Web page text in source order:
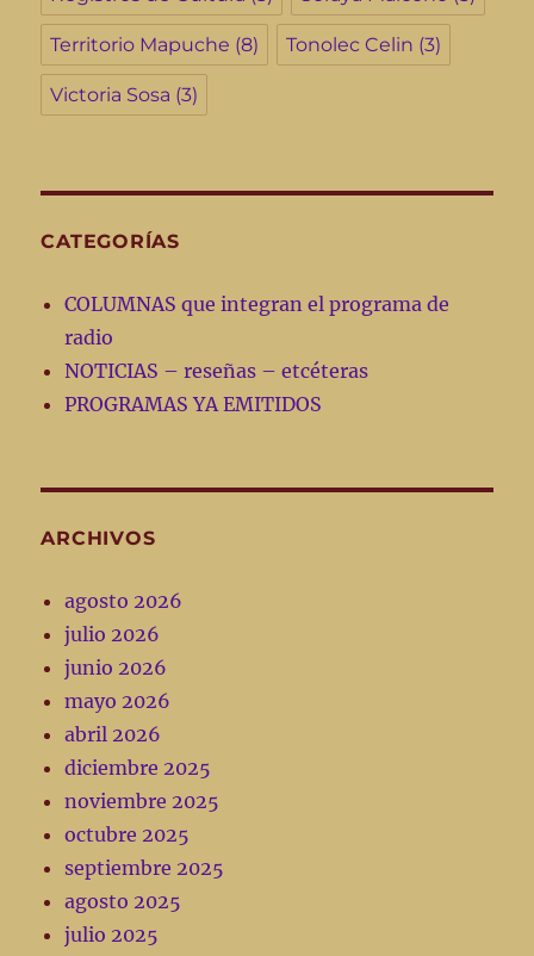
Territorio Mapuche (8) Tonolec Celin (3)
Victoria Sosa (3)
CATEGORÍAS
COLUMNAS que integran el programa de
radio
NOTICIAS – reseñas – etcéteras
PROGRAMAS YA EMITIDOS
ARCHIVOS
agosto 2026
julio 2026
junio 2026
mayo 2026
abril 2026
diciembre 2025
noviembre 2025
octubre 2025
septiembre 2025
agosto 2025
julio 2025